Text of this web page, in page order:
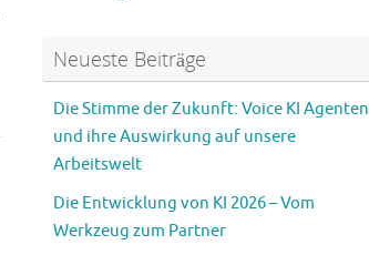
Neueste Beiträge
Die Stimme der Zukunft: Voice KI Agenten
und ihre Auswirkung auf unsere
Arbeitswelt
Die Entwicklung von KI 2026 – Vom
Werkzeug zum Partner